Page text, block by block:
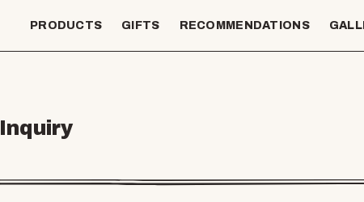
PRODUCTS GIFTS RECOMMENDATIONS
Inquiry